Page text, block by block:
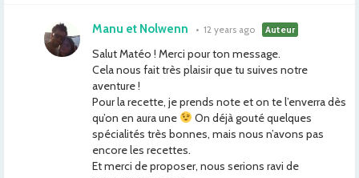
Manu et Nolwenn • 12 years ago Auteur
Salut Matéo ! Merci pour ton message.
Cela nous fait très plaisir que tu suives notre
aventure !
Pour la recette, je prends note et on te l’enverra dès
qu’on en aura une
On déjà gouté quelques
spécialités très bonnes, mais nous n’avons pas
encore les recettes.
Et merci de proposer, nous serions ravi de